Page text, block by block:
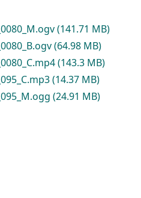
(141.71 MB)
(64.98 MB)
(143.3 MB)
(14.37 MB)
(24.91 MB)